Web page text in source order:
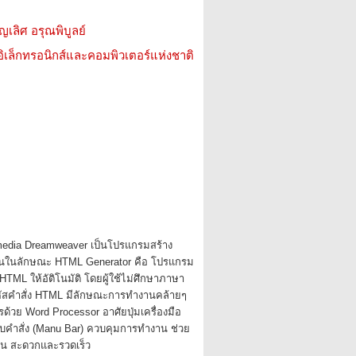
เลิศ อรุณพิบูลย์
ล็กทรอนิกส์และคอมพิวเตอร์แห่งชาติ
Dreamweaver เป็นโปรแกรมสร้าง
ในลักษณะ HTML Generator คือ โปรแกรม
ให้อัติโนมัติ โดยผู้ใช้ไม่ศึกษาภาษา
คำสั่ง HTML มีลักษณะการทำงานคล้ายๆ
วย Word Processor อาศัยปุ่มเครื่องมือ
คำสั่ง (Manu Bar) ควบคุมการทำงาน ช่วย
สะดวกและรวดเร็ว